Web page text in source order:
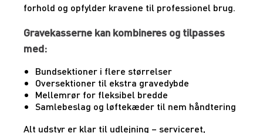
forhold og opfylder kravene til professionel brug.
Gravekasserne kan kombineres og tilpasses
med:
Bundsektioner i flere størrelser
Oversektioner til ekstra gravedybde
Mellemrør for fleksibel bredde
Samlebeslag og løftekæder til nem håndtering
Alt udstyr er klar til udlejning – serviceret,